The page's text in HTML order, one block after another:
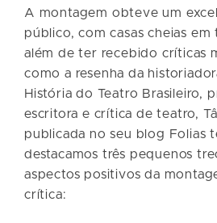
A montagem obteve um
público, com casas cheias em
além de ter recebido críticas
como a resenha da
História do Teatro Brasileiro,
escritora e crítica de teatro,
publicada no seu blog Folias
destacamos três pequenos
aspectos positivos da
crítica: